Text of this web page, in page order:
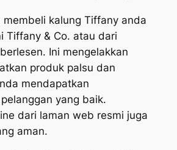
membeli kalung Tiffany anda
Tiffany & Co. atau dari
Ini mengelakkan
produk palsu dan
mendapatkan
yang baik.
dari laman web resmi juga
aman.